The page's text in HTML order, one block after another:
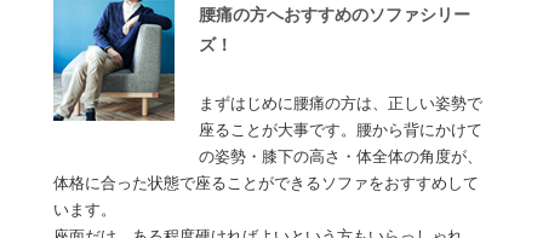
腰痛の方へおすすめのソファシリー
ズ！
まずはじめに腰痛の方は、正しい姿勢で
座ることが大事です。腰から背にかけて
の姿勢・膝下の高さ・体全体の角度が、
体格に合った状態で座ることができるソファをおすすめして
います。